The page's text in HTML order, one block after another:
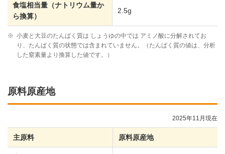
食塩相当量（ナトリウム量か
ら換算）
2.5g
※ 小麦と大豆のたんぱく質は しょうゆの中では アミノ酸に分解されてお
り、たんぱく質の状態では含まれていません。（たんぱく質の値は、分析
した窒素量より換算した値です。）
原料原産地
2025年11月現在
主原料 原料原産地